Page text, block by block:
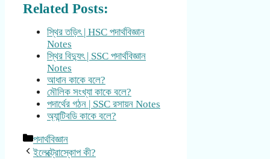
Related Posts:
স্থির তড়িৎ | HSC পদার্থবিজ্ঞান
Notes
স্থির বিদ্যুৎ | SSC পদার্থবিজ্ঞান
Notes
আধান কাকে বলে?
মৌলিক সংখ্যা কাকে বলে?
পদার্থের গঠন | SSC রসায়ন Notes
অ্যান্টিবডি কাকে বলে?
Categories
পদার্থবিজ্ঞান
ইলেক্ট্রোস্কোপ কী?